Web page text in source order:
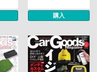
購入